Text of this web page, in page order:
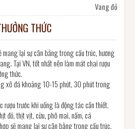
Vang đỏ
THỨC
mang lại sự cân bằng trong cấu trúc, hương
Tại VN, tốt nhất nên làm mát chai rượu
thức.
xô đá khoảng 10-15 phút, 30 phút trong
rượu trước khi uống là động tác cần thiết.
đỏ, thịt vịt, cừu, phô mai, nấm, cá
sẽ mang lại sự cân bằng trong cấu trúc,